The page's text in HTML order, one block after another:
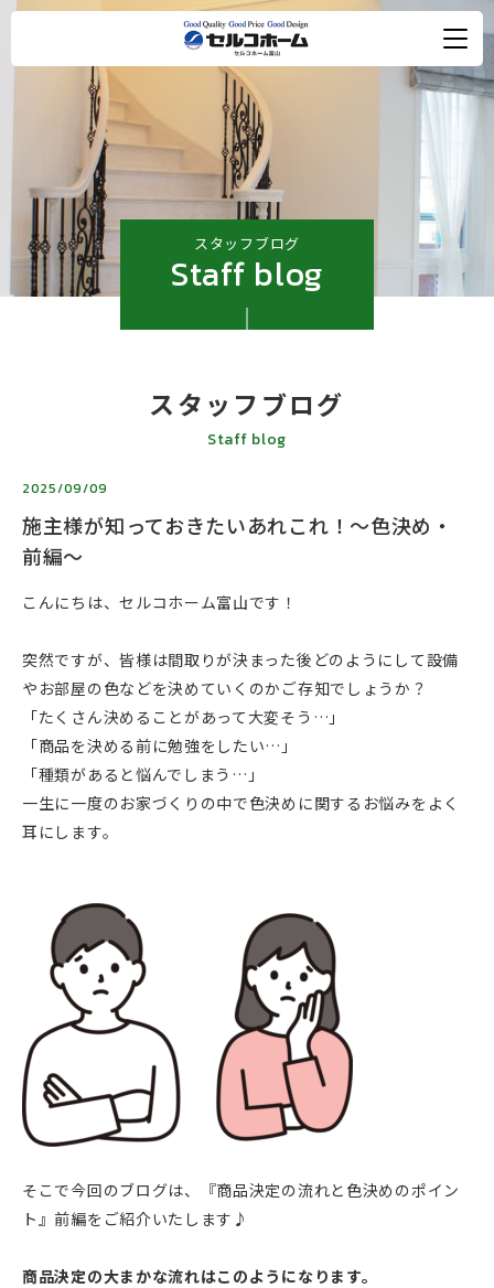
スタッフブログ
Staff blog
スタッフブログ
Staff blog
2025/09/09
施主様が知っておきたいあれこれ！～色決め・
前編～
こんにちは、セルコホーム富山です！
突然ですが、皆様は間取りが決まった後どのようにして設備
やお部屋の色などを決めていくのかご存知でしょうか？
「たくさん決めることがあって大変そう…」
「商品を決める前に勉強をしたい…」
「種類があると悩んでしまう…」
一生に一度のお家づくりの中で色決めに関するお悩みをよく
耳にします。
そこで今回のブログは、『商品決定の流れと色決めのポイン
ト』前編をご紹介いたします♪
商品決定の大まかな流れはこのようになります。